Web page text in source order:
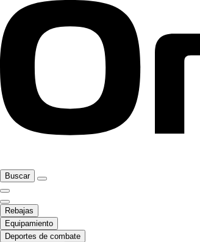
Buscar
Rebajas
Equipamiento
Deportes de combate